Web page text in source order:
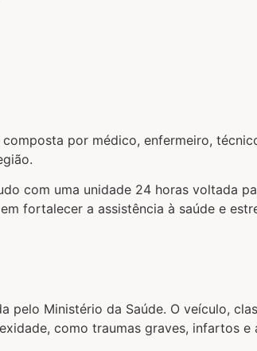
por médico, enfermeiro,
com uma unidade 24 horas voltada
fortalecer a assistência à saúde e
pelo Ministério da Saúde. O veículo,
como traumas graves, infartos e